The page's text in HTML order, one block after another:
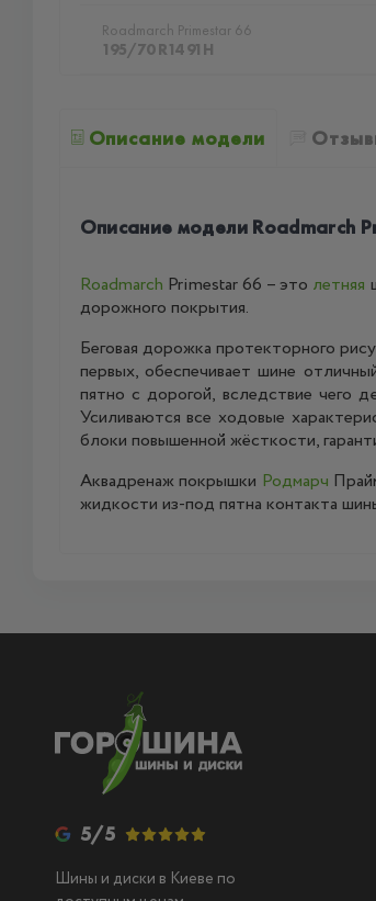
Roadmarch Primestar 66
195/70 R14 91H
Описание модели
Описание модели Roadmarch
Roadmarch Primestar 66 – это летняя
дорожного покрытия.
Беговая дорожка протекторного
первых, обеспечивает шине
пятно с дорогой, вследствие чего
Усиливаются все ходовые
блоки повышенной жёсткости,
Аквадренаж покрышки Родмарч
жидкости из-под пятна контакта
5/5
Шины и диски в Киеве по